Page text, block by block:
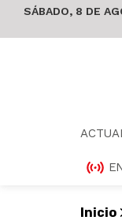
SÁBADO, 8 DE
Inicio